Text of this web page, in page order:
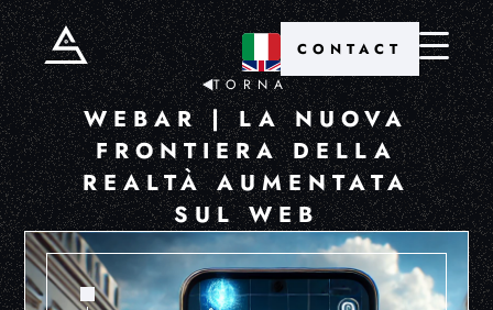
CONTACT
TORNA
WEBAR | LA NUOVA
FRONTIERA DELLA
REALTÀ AUMENTATA
SUL WEB